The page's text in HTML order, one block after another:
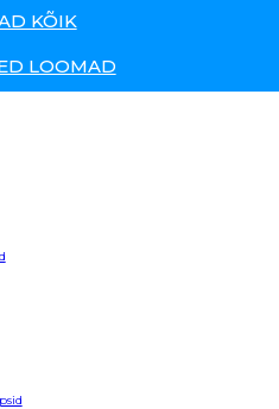
KÕIK
LOOMAD